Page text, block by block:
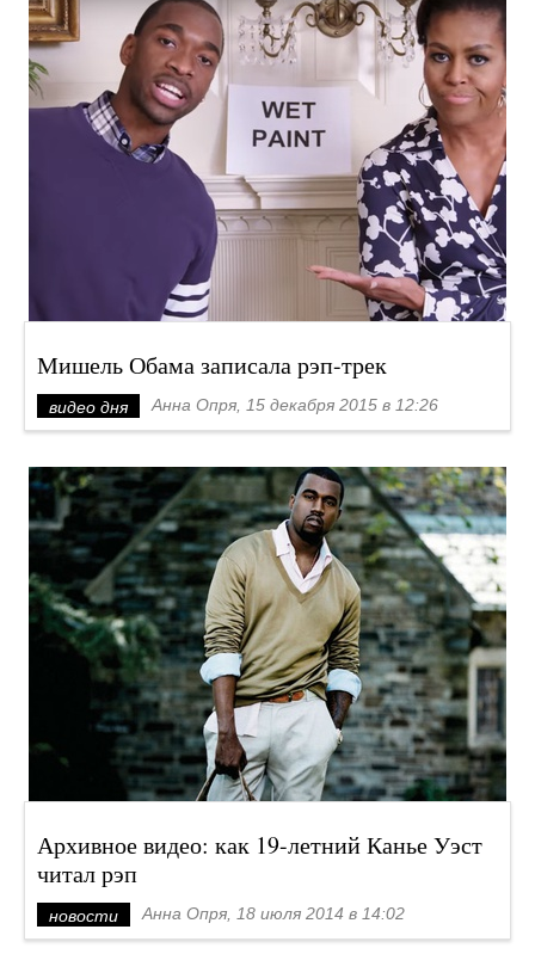
Мишель Обама записала рэп-трек
видео дня Анна Опря, 15 декабря 2015 в 12:26
Архивное видео: как 19-летний Канье Уэст
читал рэп
новости Анна Опря, 18 июля 2014 в 14:02